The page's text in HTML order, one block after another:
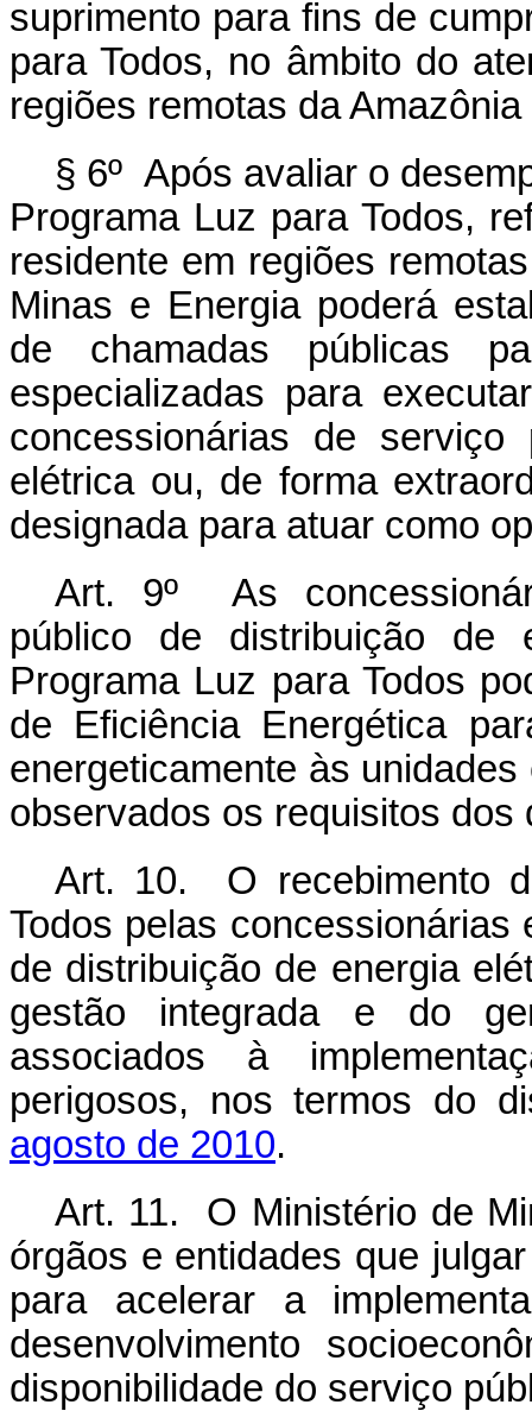
suprimento para fins de
para Todos, no âmbito do
regiões remotas da Amazônia
§ 6º Após avaliar o
Programa Luz para Todos,
residente em regiões
Minas e Energia poderá
de chamadas públicas
especializadas para
concessionárias de
elétrica ou, de forma
designada para atuar como
Art. 9º As
público de distribuição de
Programa Luz para Todos
de Eficiência Energética
energeticamente às
observados os requisitos dos
Art. 10. O recebimento
Todos pelas
de distribuição de energia
gestão integrada e do
associados à
perigosos, nos termos do
agosto de 2010.
Art. 11. O Ministério de
órgãos e entidades que
para acelerar a
desenvolvimento
disponibilidade do serviço